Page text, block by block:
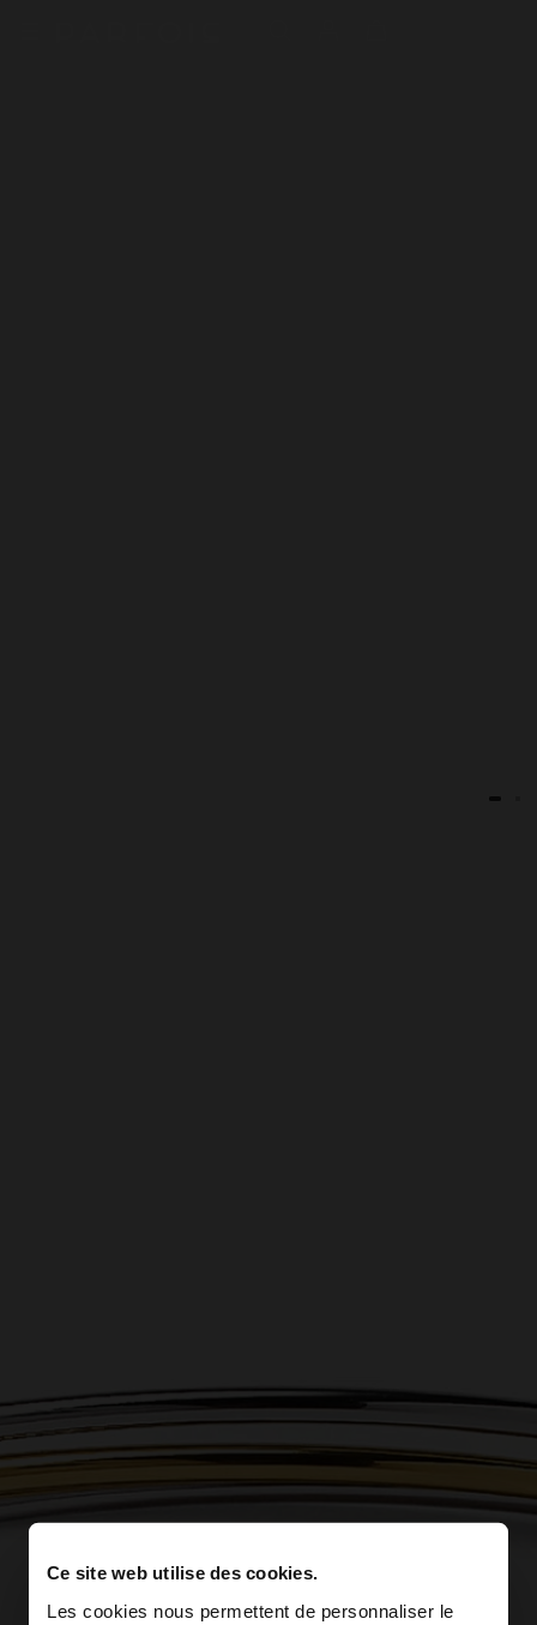
Ce site web utilise des cookies.
Les cookies nous permettent de personnaliser le